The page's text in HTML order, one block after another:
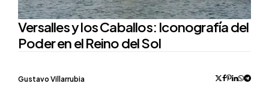
Versalles y los Caballos: Iconografía del
Poder en el Reino del Sol
Posted
Gustavo Villarrubia